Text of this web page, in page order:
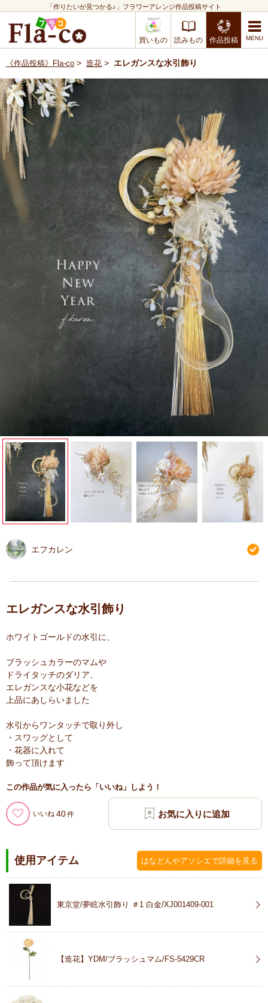
「作りたいが見つかる♪」フラワーアレンジ作品投稿サイト
買いもの 読みもの 作品投稿
《作品投稿》Fla-co > 造花 > エレガンスな水引飾り
エフカレン
エレガンスな水引飾り
ホワイトゴールドの水引に、
ブラッシュカラーのマムや
ドライタッチのダリア、
エレガンスな小花などを
上品にあしらいました
水引からワンタッチで取り外し
・スワッグとして
・花器に入れて
飾って頂けます
この作品が気に入ったら「いいね」しよう！
いいね 40
使用アイテム はなどんやアソシエで詳細を見る
東京堂/夢眩水引飾り ＃1 白金/XJ001409-001
【造花】YDM/ブラッシュマム/FS-5429CR